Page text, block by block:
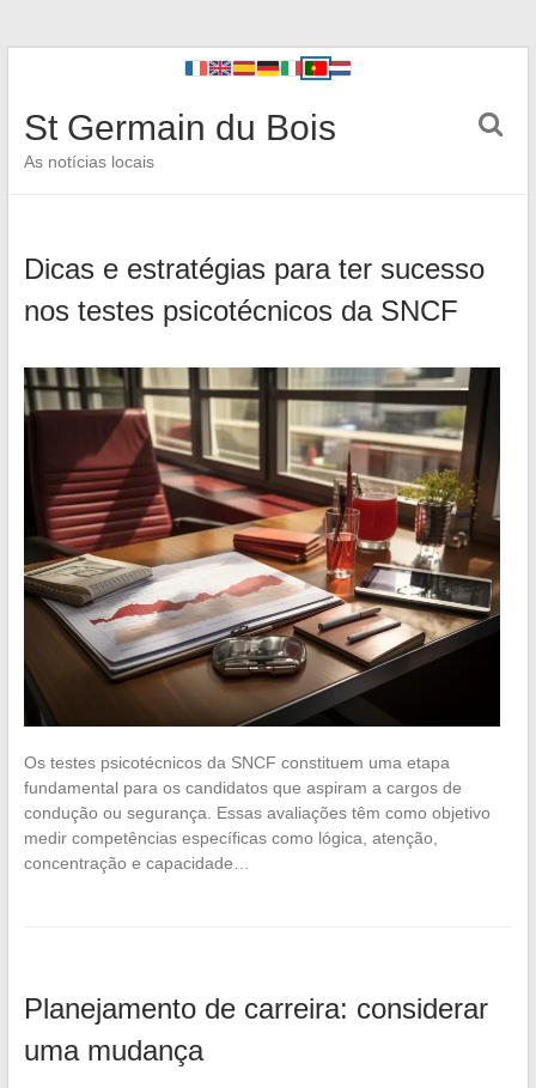
St Germain du Bois
As notícias locais
Dicas e estratégias para ter sucesso
nos testes psicotécnicos da SNCF
Os testes psicotécnicos da SNCF constituem uma etapa
fundamental para os candidatos que aspiram a cargos de
condução ou segurança. Essas avaliações têm como objetivo
medir competências específicas como lógica, atenção,
concentração e capacidade…
Planejamento de carreira: considerar
uma mudança